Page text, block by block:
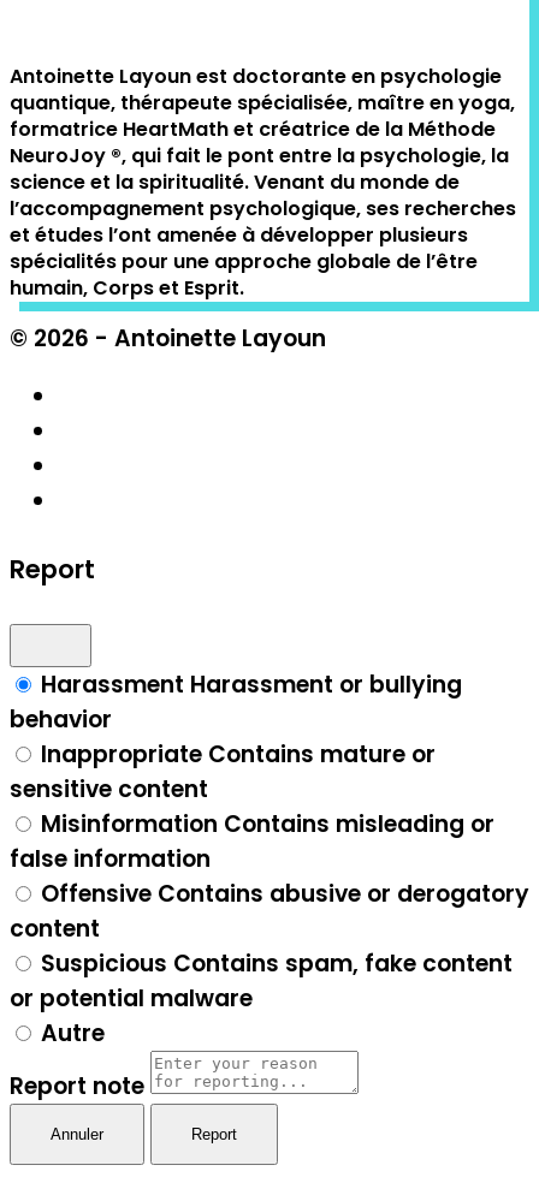
Antoinette Layoun est doctorante en psychologie
quantique, thérapeute spécialisée, maître en yoga,
formatrice HeartMath et créatrice de la Méthode
NeuroJoy ®️, qui fait le pont entre la psychologie, la
science et la spiritualité. Venant du monde de
l’accompagnement psychologique, ses recherches
et études l’ont amenée à développer plusieurs
spécialités pour une approche globale de l’être
humain, Corps et Esprit.
© 2026 - Antoinette Layoun
Report
Harassment Harassment or bullying
behavior
Inappropriate Contains mature or
sensitive content
Misinformation Contains misleading or
false information
Offensive Contains abusive or derogatory
content
Suspicious Contains spam, fake content
or potential malware
Autre
Report note
Report